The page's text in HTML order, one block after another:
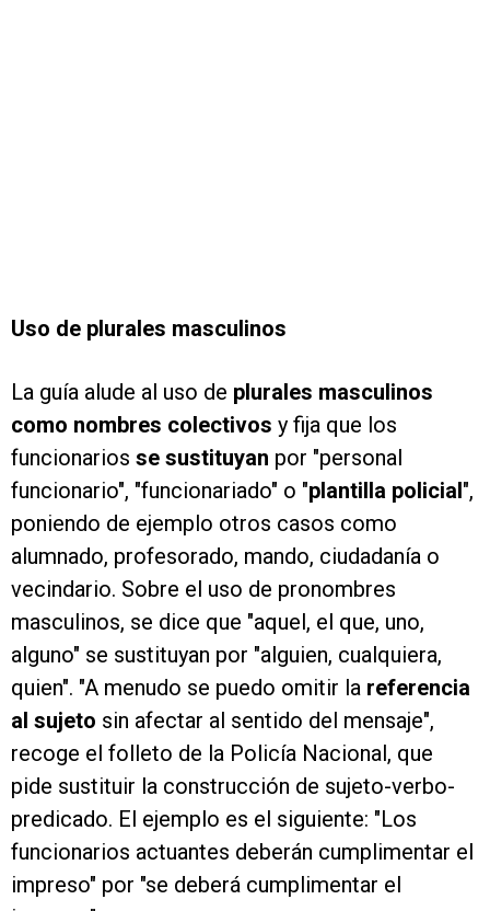
Uso de plurales masculinos
La guía alude al uso de plurales masculinos
como nombres colectivos y fija que los
funcionarios se sustituyan por "personal
funcionario", "funcionariado" o "plantilla policial",
poniendo de ejemplo otros casos como
alumnado, profesorado, mando, ciudadanía o
vecindario. Sobre el uso de pronombres
masculinos, se dice que "aquel, el que, uno,
alguno" se sustituyan por "alguien, cualquiera,
quien". "A menudo se puedo omitir la referencia
al sujeto sin afectar al sentido del mensaje",
recoge el folleto de la Policía Nacional, que
pide sustituir la construcción de sujeto-verbo-
predicado. El ejemplo es el siguiente: "Los
funcionarios actuantes deberán cumplimentar el
impreso" por "se deberá cumplimentar el